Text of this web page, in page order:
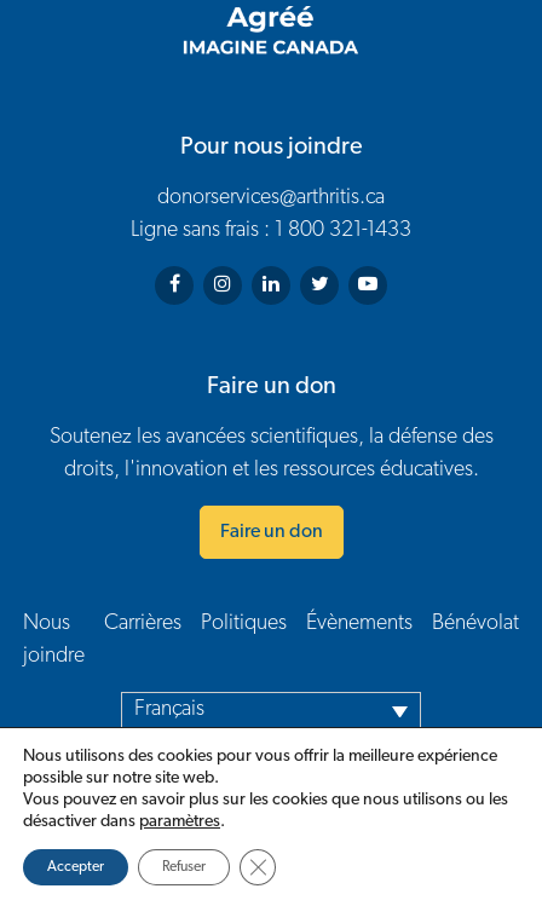
Pour nous joindre
donorservices@arthritis.ca
Ligne sans frais : 1 800 321-1433
Arthritis Society on Facebook
Arthritis Society on Instagram
Arthritis Society on LinkedIn
Arthritis Society on Twitter
Arthritis Society on
Faire un don
Soutenez les avancées scientifiques, la défense des
droits, l'innovation et les ressources éducatives.
Faire un don
Navigation en bas de page
Nous
joindre​
Carrières Politiques Évènements Bénévolat
Français
Nous utilisons des cookies pour vous offrir la meilleure expérience
possible sur notre site web.
Vous pouvez en savoir plus sur les cookies que nous utilisons ou les
désactiver dans paramètres.
Accepter Refuser Close GDPR Cookie Banner